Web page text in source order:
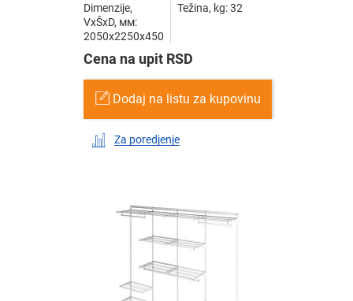
Dimenzije,
VxŠxD, мм:
2050x2250x450
Težina, kg: 32
Cena na upit RSD
Dodaj na listu za kupovinu
Za poredjenje